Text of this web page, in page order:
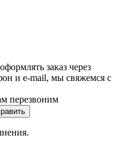
заказ через
и e-mail, мы свяжемся с
перезвоним